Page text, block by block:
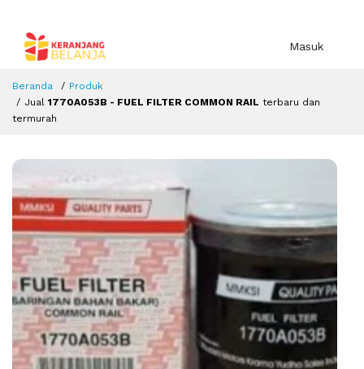
Masuk
Beranda
Produk
Jual 1770A053B - FUEL FILTER COMMON RAIL terbaru dan
termurah